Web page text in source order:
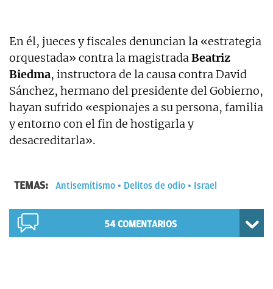
En él, jueces y fiscales denuncian la «estrategia
orquestada» contra la magistradaBeatriz
Biedma, instructora de la causa contra David
Sánchez, hermano del presidente del Gobierno,
hayan sufrido «espionajes a su persona, familia
y entorno con el fin de hostigarla y
desacreditarla».
TEMAS: Antisemitismo Delitos de odio Israel
54COMENTARIOS